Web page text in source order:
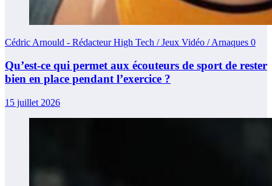
Cédric Arnould - Rédacteur High Tech / Jeux Vidéo / Arnaques 0
Qu’est-ce qui permet aux écouteurs de sport de rester
bien en place pendant l’exercice ?
15 juillet 2026